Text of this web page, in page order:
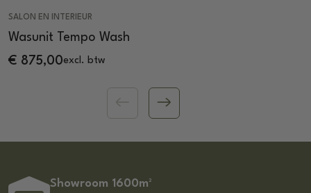
SALON EN INTERIEUR
Wasunit Tempo Wash
€ 875,00excl. btw
Showroom 1600m²